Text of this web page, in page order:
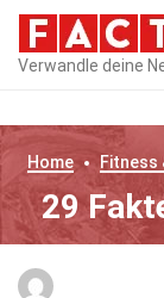
Verwandle deine
Home Fitness
29